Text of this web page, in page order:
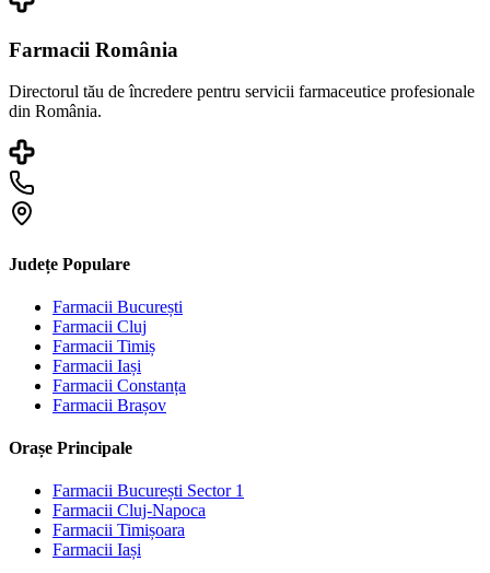
Farmacii România
Directorul tău de încredere pentru servicii farmaceutice profesionale
din România.
Județe Populare
Farmacii București
Farmacii Cluj
Farmacii Timiș
Farmacii Iași
Farmacii Constanța
Farmacii Brașov
Orașe Principale
Farmacii București Sector 1
Farmacii Cluj-Napoca
Farmacii Timișoara
Farmacii Iași